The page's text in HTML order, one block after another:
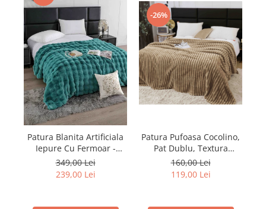
Patura Blanita Artificiala
Iepure Cu Fermoar -
Turcoaz
349,00 Lei
239,00 Lei
-26%
Patura Pufoasa Cocolino,
Pat Dublu, Textura
Reiata, Cappucinno
160,00 Lei
119,00 Lei